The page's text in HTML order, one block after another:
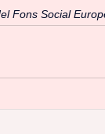
Fons Social